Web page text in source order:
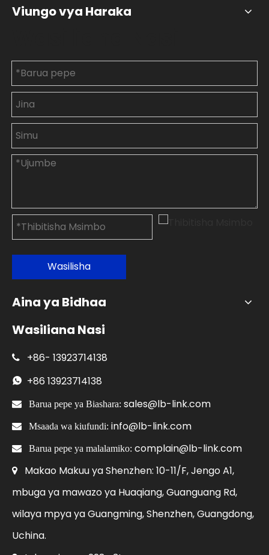
Viungo vya Haraka
Wasilisha
Aina ya Bidhaa
Wasiliana Nasi
 +86- 13923714138
 +86 13923714138
 Barua pepe ya Biashara: sales@lb-link.com
 Msaada wa kiufundi: info@lb-link.com
 Barua pepe ya malalamiko: complain@lb-link.com
 Makao Makuu ya Shenzhen: 10-11/F, Jengo A1,
mbuga ya mawazo ya Huaqiang, Guanguang Rd,
wilaya mpya ya Guangming, Shenzhen, Guangdong,
Uchina.